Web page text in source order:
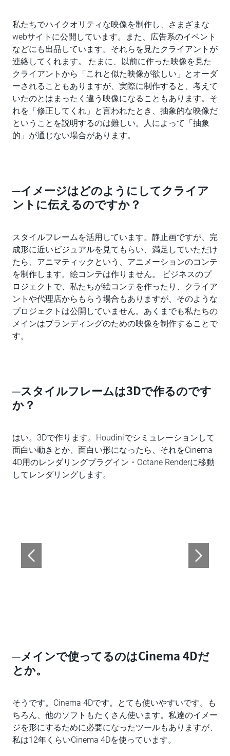
私たちでハイクオリティな映像を制作し、さまざまな
webサイトに公開しています。また、広告系のイベント
などにも出品しています。それらを見たクライアントが
連絡してくれます。 たまに、以前に作った映像を見た
クライアントから「これと似た映像が欲しい」とオーダ
ーされることもありますが、実際に制作すると、考えて
いたのとはまったく違う映像になることもあります。そ
れを「修正してくれ」と言われたとき、抽象的な映像だ
ということを説明するのは難しい。人によって「抽象
的」が通じない場合があります。
─イメージはどのようにしてクライア
ントに伝えるのですか？
スタイルフレームを活用しています。静止画ですが、完
成形に近いビジュアルを見てもらい、満足していただけ
たら、アニマティックという、アニメーションのコンテ
を制作します。絵コンテは作りません。 ビジネスのプ
ロジェクトで、私たちが絵コンテを作ったり、クライア
ントや代理店からもらう場合もありますが、そのような
プロジェクトは公開していません。あくまでも私たちの
メインはブランディングのための映像を制作することで
す。
─スタイルフレームは3Dで作るのです
か？
はい。3Dで作ります。Houdiniでシミュレーションして
面白い動きとか、面白い形になったら、それをCinema
4D用のレンダリングプラグイン・Octane Renderに移動
してレンダリングします。
─メインで使ってるのはCinema 4Dだ
とか。
そうです。Cinema 4Dです。とても使いやすいです。も
ちろん、他のソフトもたくさん使います。私達のイメー
ジを形にするために必要になったツールもありますが、
私は12年くらいCinema 4Dを使っています。